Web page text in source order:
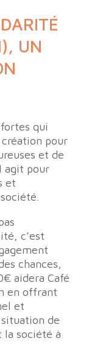
UN
fortes qui
création pour
et de
agit pour
et
c’est
chances,
aidera Café
en offrant
et
de
la société à